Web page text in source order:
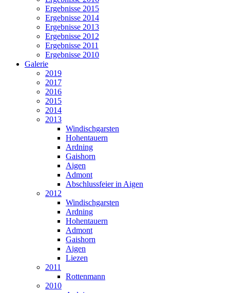
Ergebnisse 2015
Ergebnisse 2014
Ergebnisse 2013
Ergebnisse 2012
Ergebnisse 2011
Ergebnisse 2010
Galerie
2019
2017
2016
2015
2014
2013
Windischgarsten
Hohentauern
Ardning
Gaishorn
Aigen
Admont
Abschlussfeier in Aigen
2012
Windischgarsten
Ardning
Hohentauern
Admont
Gaishorn
Aigen
Liezen
2011
Rottenmann
2010